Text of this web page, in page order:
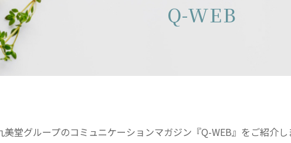
Q-WEB
堂グループのコミュニケーションマガジン『Q-WEB』をご紹介し